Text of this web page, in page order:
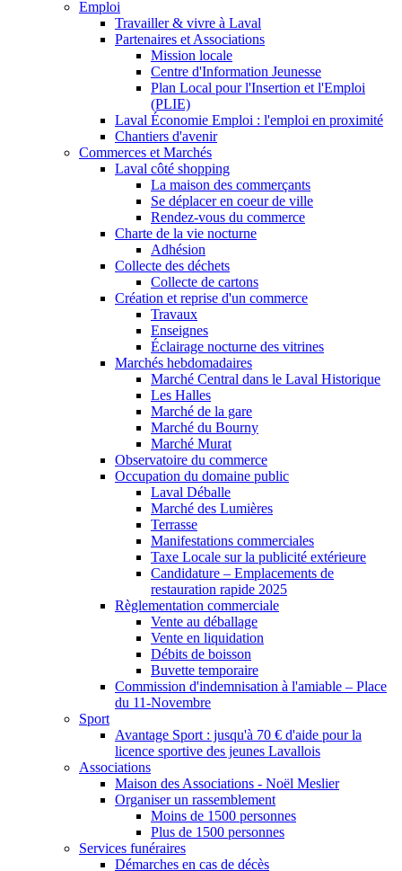
Emploi
Travailler & vivre à Laval
Partenaires et Associations
Mission locale
Centre d'Information Jeunesse
Plan Local pour l'Insertion et l'Emploi
(PLIE)
Laval Économie Emploi : l'emploi en proximité
Chantiers d'avenir
Commerces et Marchés
Laval côté shopping
La maison des commerçants
Se déplacer en coeur de ville
Rendez-vous du commerce
Charte de la vie nocturne
Adhésion
Collecte des déchets
Collecte de cartons
Création et reprise d'un commerce
Travaux
Enseignes
Éclairage nocturne des vitrines
Marchés hebdomadaires
Marché Central dans le Laval Historique
Les Halles
Marché de la gare
Marché du Bourny
Marché Murat
Observatoire du commerce
Occupation du domaine public
Laval Déballe
Marché des Lumières
Terrasse
Manifestations commerciales
Taxe Locale sur la publicité extérieure
Candidature – Emplacements de
restauration rapide 2025
Règlementation commerciale
Vente au déballage
Vente en liquidation
Débits de boisson
Buvette temporaire
Commission d'indemnisation à l'amiable – Place
du 11-Novembre
Sport
Avantage Sport : jusqu'à 70 € d'aide pour la
licence sportive des jeunes Lavallois
Associations
Maison des Associations - Noël Meslier
Organiser un rassemblement
Moins de 1500 personnes
Plus de 1500 personnes
Services funéraires
Démarches en cas de décès